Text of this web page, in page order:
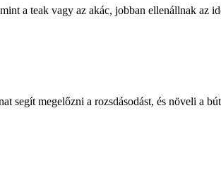
a teak vagy az akác, jobban ellenállnak az
segít megelőzni a rozsdásodást, és növeli a